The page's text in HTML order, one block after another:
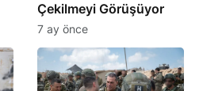
Çekilmeyi Görüşüyor
7 ay önce